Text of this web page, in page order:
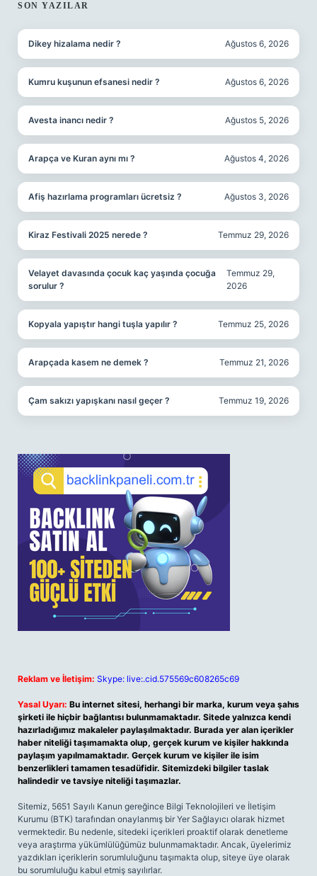
SIDEBAR
SON YAZILAR
Dikey hizalama nedir ? Ağustos 6, 2026
Kumru kuşunun efsanesi nedir ? Ağustos 6, 2026
Avesta inancı nedir ? Ağustos 5, 2026
Arapça ve Kuran aynı mı ? Ağustos 4, 2026
Afiş hazırlama programları ücretsiz ? Ağustos 3, 2026
Kiraz Festivali 2025 nerede ? Temmuz 29, 2026
Velayet davasında çocuk kaç yaşında çocuğa
sorulur ?
Temmuz 29,
2026
Kopyala yapıştır hangi tuşla yapılır ? Temmuz 25, 2026
Arapçada kasem ne demek ? Temmuz 21, 2026
Çam sakızı yapışkanı nasıl geçer ? Temmuz 19, 2026
Reklam ve İletişim: Skype: live:.cid.575569c608265c69
Yasal Uyarı: Bu internet sitesi, herhangi bir marka, kurum veya şahıs
şirketi ile hiçbir bağlantısı bulunmamaktadır. Sitede yalnızca kendi
hazırladığımız makaleler paylaşılmaktadır. Burada yer alan içerikler
haber niteliği taşımamakta olup, gerçek kurum ve kişiler hakkında
paylaşım yapılmamaktadır. Gerçek kurum ve kişiler ile isim
benzerlikleri tamamen tesadüfidir. Sitemizdeki bilgiler taslak
halindedir ve tavsiye niteliği taşımazlar.
Sitemiz, 5651 Sayılı Kanun gereğince Bilgi Teknolojileri ve İletişim
Kurumu (BTK) tarafından onaylanmış bir Yer Sağlayıcı olarak hizmet
vermektedir. Bu nedenle, sitedeki içerikleri proaktif olarak denetleme
veya araştırma yükümlülüğümüz bulunmamaktadır. Ancak, üyelerimiz
yazdıkları içeriklerin sorumluluğunu taşımakta olup, siteye üye olarak
bu sorumluluğu kabul etmiş sayılırlar.